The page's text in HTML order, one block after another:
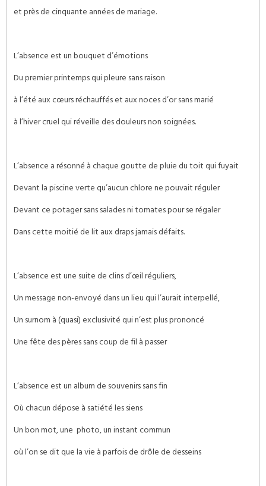
et près de cinquante années de mariage.
L’absence est un bouquet d’émotions
Du premier printemps qui pleure sans raison
à l’été aux cœurs réchauffés et aux noces d’or sans marié
à l’hiver cruel qui réveille des douleurs non soignées.
L’absence a résonné à chaque goutte de pluie du toit qui fuyait
Devant la piscine verte qu’aucun chlore ne pouvait réguler
Devant ce potager sans salades ni tomates pour se régaler
Dans cette moitié de lit aux draps jamais défaits.
L’absence est une suite de clins d’œil réguliers,
Un message non-envoyé dans un lieu qui l’aurait interpellé,
Un surnom à (quasi) exclusivité qui n’est plus prononcé
Une fête des pères sans coup de fil à passer
L’absence est un album de souvenirs sans fin
Où chacun dépose à satiété les siens
Un bon mot, une photo, un instant commun
où l’on se dit que la vie à parfois de drôle de desseins